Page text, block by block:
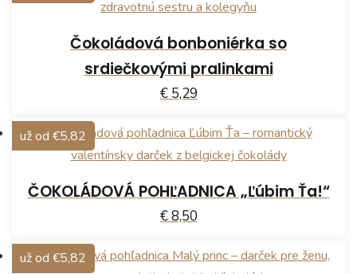
Čokoládová bonboniérka so
srdiečkovými pralinkami
€ 5,29
ČOKOLÁDOVÁ POHĽADNICA „Ľúbim Ťa!“
€ 8,50
už od €5,82
už od €5,82